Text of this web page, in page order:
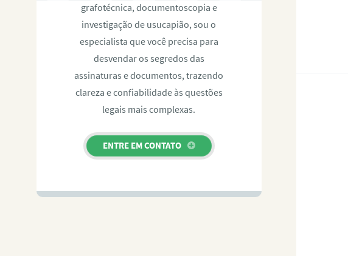
grafotécnica, documentoscopia e
investigação de usucapião, sou o
especialista que você precisa para
desvendar os segredos das
assinaturas e documentos, trazendo
clareza e confiabilidade às questões
legais mais complexas.
ENTRE EM CONTATO